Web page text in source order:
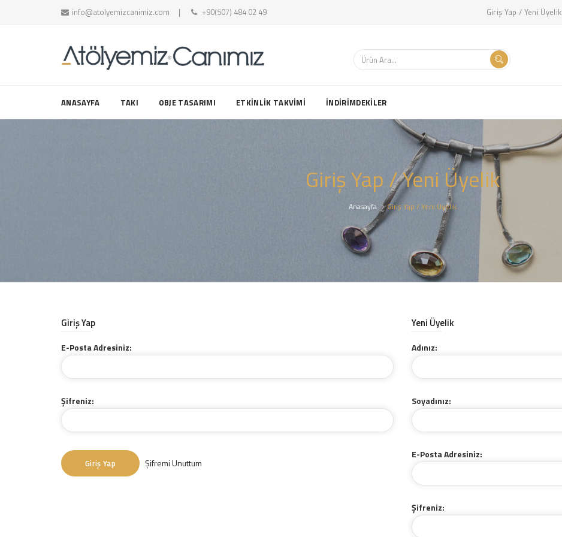
info@atolyemizcanimiz.com +90(507) 484 02 49 Giriş Yap / Yeni Üyelik
ANASAYFA TAKI OBJE TASARIMI ETKİNLİK TAKVİMİ İNDİRİMDEKİLER
Giriş Yap / Yeni Üyelik
Anasayfa Giriş Yap / Yeni Üyelik
Giriş Yap
E-Posta Adresiniz:
Şifreniz:
Giriş Yap Şifremi Unuttum
Yeni Üyelik
Adınız:
Soyadınız:
E-Posta Adresiniz:
Şifreniz: